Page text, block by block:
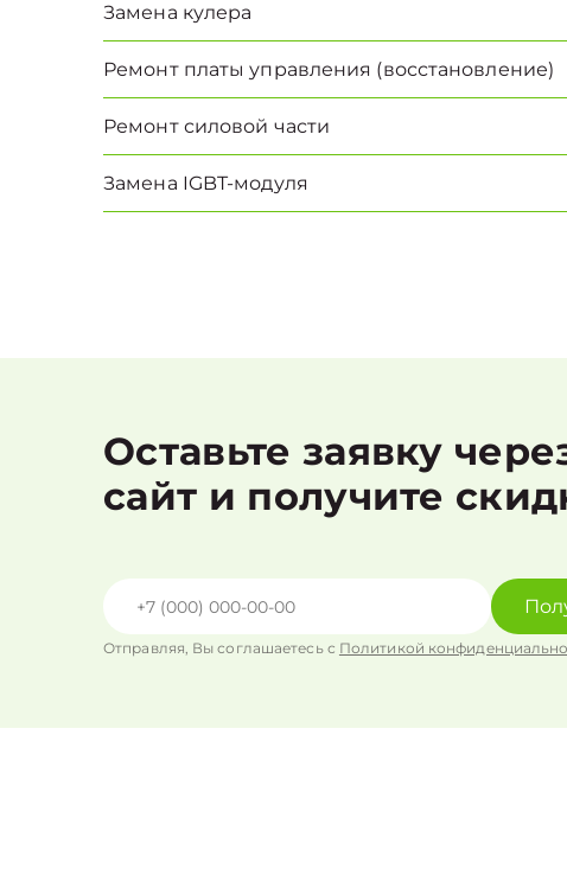
Замена кулера
Ремонт платы управления (восстановление)
Ремонт силовой части
Замена IGBT-модуля
Оставьте заявку
сайт и получите
Отправляя, Вы соглашаетесь с Политикой